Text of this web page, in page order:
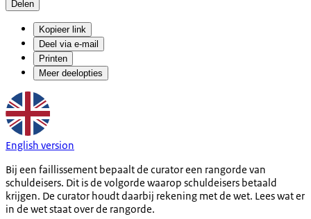
Delen
Kopieer link
Deel via e-mail
Printen
Meer deelopties
English version
Bij een faillissement bepaalt de curator een rangorde van
schuldeisers. Dit is de volgorde waarop schuldeisers betaald
krijgen. De curator houdt daarbij rekening met de wet. Lees wat er
in de wet staat over de rangorde.